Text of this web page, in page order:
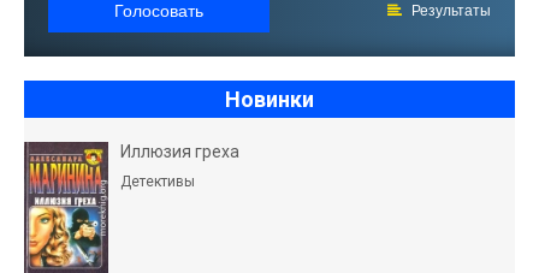
Голосовать Результаты
Новинки
Иллюзия греха
Детективы